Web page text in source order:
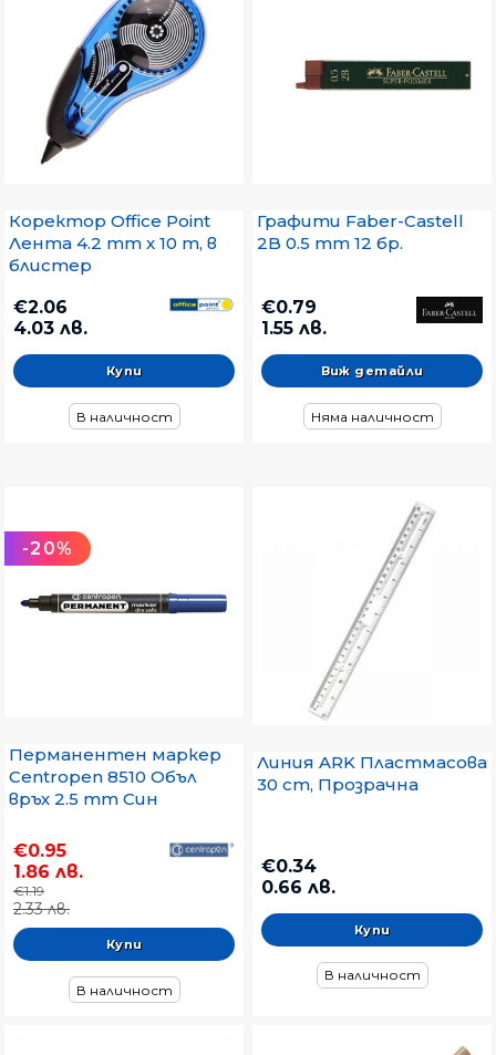
Коректор Office Point
Лента 4.2 mm x 10 m, в
блистер
€2.06
4.03 лв.
В наличност
Графити Faber-Castell
2B 0.5 mm 12 бр.
€0.79
1.55 лв.
Виж детайли
Няма наличност
-20%
Перманентен маркер
Centropen 8510 Объл
връх 2.5 mm Син
€0.95
1.86 лв.
€1.19
2.33 лв.
В наличност
Линия ARK Пластмасова
30 cm, Прозрачна
€0.34
0.66 лв.
В наличност